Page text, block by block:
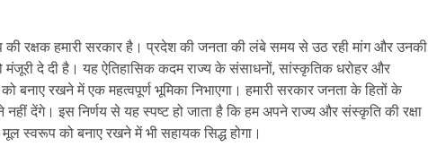
रक्षक हमारी सरकार है। प्रदेश की जनता की लंबे समय से उठ रही मांग और उनकी
दे दी है। यह ऐतिहासिक कदम राज्य के संसाधनों, सांस्कृतिक धरोहर और
बनाए रखने में एक महत्वपूर्ण भूमिका निभाएगा। हमारी सरकार जनता के हितों के
देंगे। इस निर्णय से यह स्पष्ट हो जाता है कि हम अपने राज्य और संस्कृति की रक्षा
स्वरूप को बनाए रखने में भी सहायक सिद्ध होगा।